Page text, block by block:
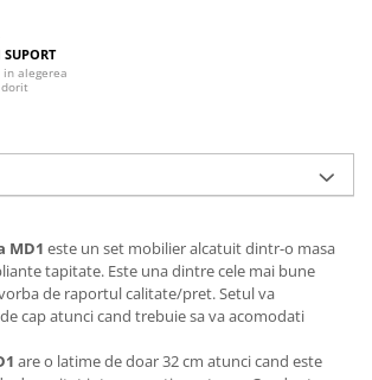
gradinita
copii
si dormitor
SUPORT
alegerea
dorit
MD1 este un set mobilier alcatuit dintr-o masa
tapitate. Este una dintre cele mai bune
de raportul calitate/pret. Setul va
cap atunci cand trebuie sa va acomodati
are o latime de doar 32 cm atunci cand este